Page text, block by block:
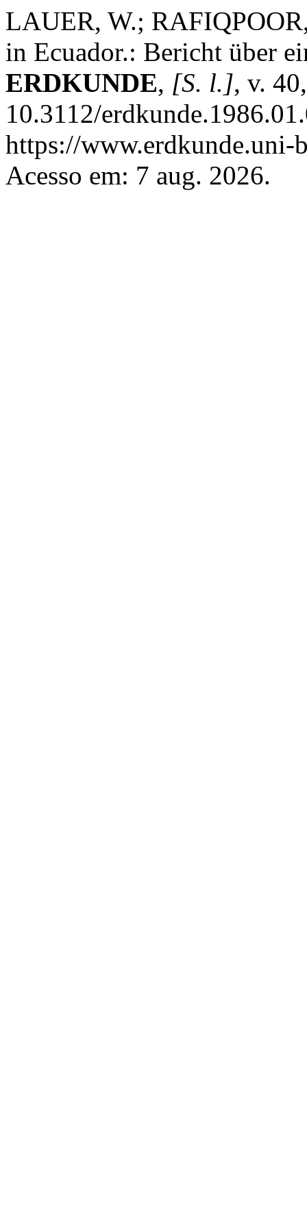
LAUER, W.;
in Ecuador.: Bericht über
ERDKUNDE, [S. l.], v.
10.3112/
https://www.erdkunde.uni-
Acesso em: 7 aug. 2026.